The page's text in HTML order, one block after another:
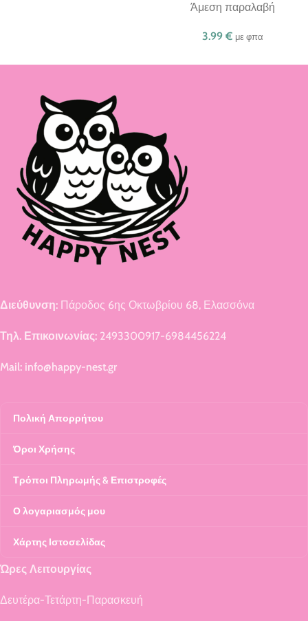
Άμεση παραλαβή
3.99 € με φπα
Διεύθυνση: Πάροδος 6ης Οκτωβρίου 68, Ελασσόνα
Τηλ. Επικοινωνίας: 2493300917-6984456224
Mail: info@happy-nest.gr
Πολική Απορρήτου
Όροι Χρήσης
Τρόποι Πληρωμής & Επιστροφές
Ο λογαριασμός μου
Χάρτης Ιστοσελίδας
Ώρες Λειτουργίας
Δευτέρα-Τετάρτη-Παρασκευή